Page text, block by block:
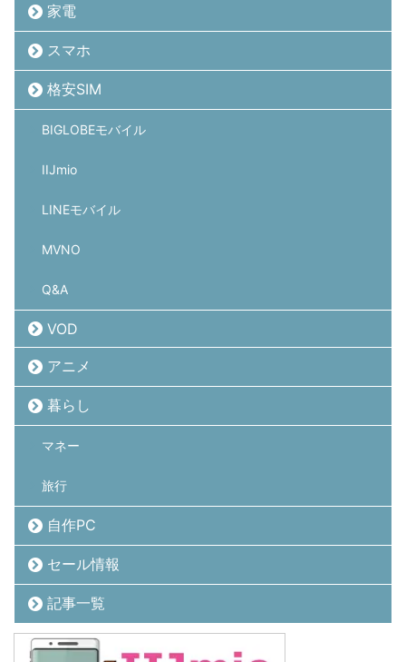
家電
スマホ
格安SIM
BIGLOBEモバイル
IIJmio
LINEモバイル
MVNO
Q&A
VOD
アニメ
暮らし
マネー
旅行
自作PC
セール情報
記事一覧